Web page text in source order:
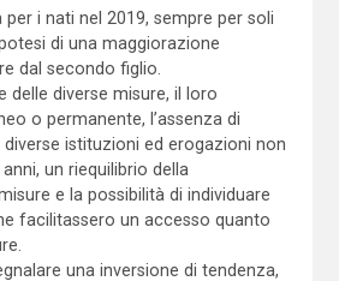
per i nati nel 2019, sempre per soli
di una maggiorazione
dal secondo figlio.
delle diverse misure, il loro
o permanente, l’assenza di
istituzioni ed erogazioni non
un riequilibrio della
e la possibilità di individuare
facilitassero un accesso quanto
una inversione di tendenza,